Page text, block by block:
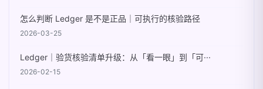
怎么判断 Ledger 是不是正品｜可执行的核验路径
2026-03-25
Ledger｜验货核验清单升级：从「看一眼」到「可···
2026-02-15